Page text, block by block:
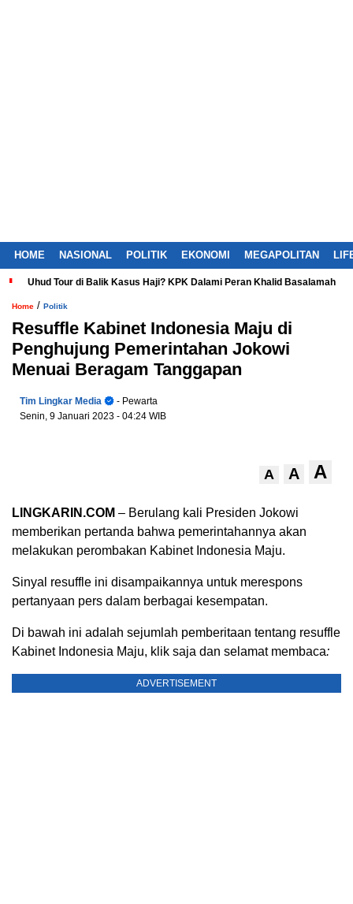
HOME NASIONAL POLITIK EKONOMI MEGAPOLITAN
Uhud Tour di Balik Kasus Haji? KPK Dalami Peran Khalid Basalamah
Home / Politik
Resuffle Kabinet Indonesia Maju di
Penghujung Pemerintahan Jokowi
Menuai Beragam Tanggapan
Tim Lingkar Media
- Pewarta
Senin, 9 Januari 2023 - 04:24 WIB
A A A
LINGKARIN.COM – Berulang kali Presiden Jokowi
memberikan pertanda bahwa pemerintahannya akan
melakukan perombakan Kabinet Indonesia Maju.
Sinyal resuffle ini disampaikannya untuk merespons
pertanyaan pers dalam berbagai kesempatan.
Di bawah ini adalah sejumlah pemberitaan tentang resuffle
Kabinet Indonesia Maju, klik saja dan selamat membaca:
ADVERTISEMENT